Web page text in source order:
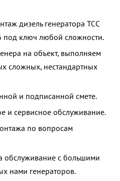
дизель генератора ТСС
ключ любой сложности.
на объект, выполняем
сложных, нестандартных
и подписанной смете.
и сервисное обслуживание.
по вопросам
обслуживание с большими
нами генераторов.